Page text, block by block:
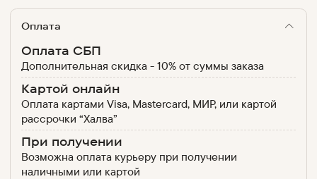
Оплата
Оплата СБП
Дополнительная скидка - 10% от суммы заказа
Картой онлайн
Оплата картами Visa, Mastercard, МИР, или картой
рассрочки “Халва”
При получении
Возможна оплата курьеру при получении
наличными или картой